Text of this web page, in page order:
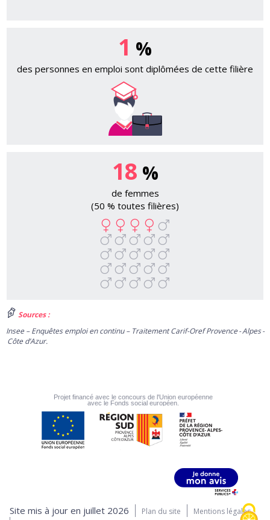
1 %
des personnes en emploi sont diplômées de cette filière
18 %
de femmes
(50 % toutes filières)
Sources :
Insee – Enquêtes emploi en continu – Traitement Carif-Oref Provence - Alpes -
Côte d’Azur.
Projet financé avec le concours de l'Union européenne
avec le Fonds social européen.
Site mis à jour en juillet 2026 Plan du site
Mentions légales